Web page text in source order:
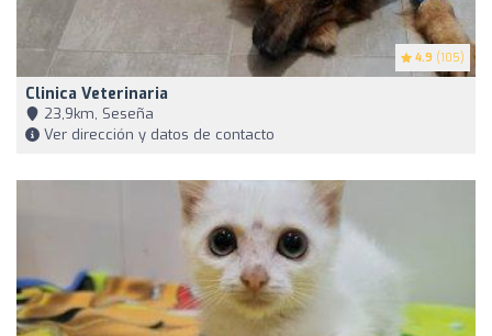
4.9 (105)
Clinica Veterinaria
23,9km, Seseña
Ver dirección y datos de contacto